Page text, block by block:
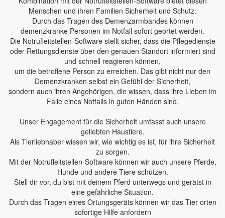
Menschen und ihren Familien Sicherheit und Schutz.
Durch das Tragen des Demenzarmbandes können
demenzkranke Personen im Notfall sofort geortet werden.
Die Notrufleitstellen-Software stellt sicher, dass die Pflegedienste
oder Rettungsdienste über den genauen Standort informiert sind
und schnell reagieren können,
um die betroffene Person zu erreichen. Das gibt nicht nur den
Demenzkranken selbst ein Gefühl der Sicherheit,
sondern auch ihren Angehörigen, die wissen, dass ihre Lieben im
Falle eines Notfalls in guten Händen sind.
Unser Engagement für die Sicherheit umfasst auch unsere
geliebten Haustiere.
Als Tierliebhaber wissen wir, wie wichtig es ist, für ihre Sicherheit
zu sorgen.
Mit der Notrufleitstellen-Software können wir auch unsere Pferde,
Hunde und andere Tiere schützen.
Stell dir vor, du bist mit deinem Pferd unterwegs und gerätst in
eine gefährliche Situation.
Durch das Tragen eines Ortungsgeräts können wir das Tier orten
sofortige Hilfe anfordern